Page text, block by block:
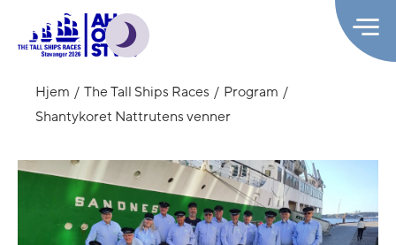
Hjem The Tall Ships Races
Program
Shantykoret Nattrutens venner